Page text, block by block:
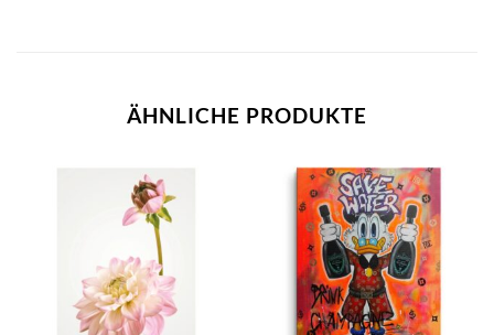
ÄHNLICHE PRODUKTE